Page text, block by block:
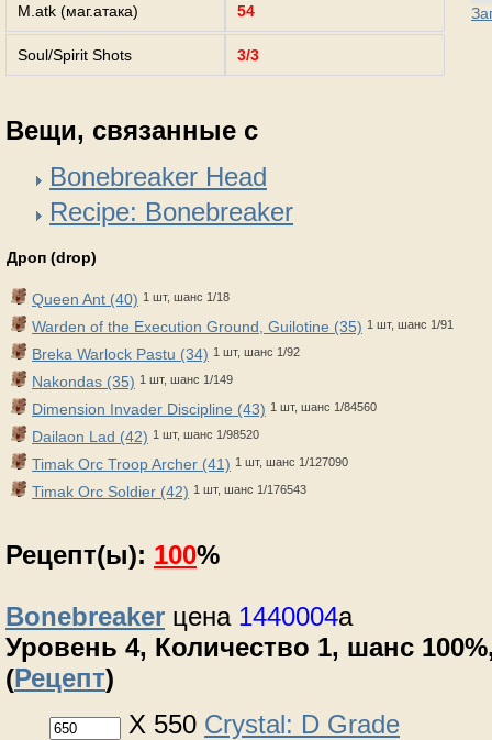
M.atk (маг.атака) 54
Soul/Spirit Shots 3/3
Вещи, связанные с
Bonebreaker Head
Recipe: Bonebreaker
Дроп (drop)
Queen Ant (40) 1 шт, шанс 1/18
Warden of the Execution Ground, Guilotine (35) 1 шт, шанс 1/91
Breka Warlock Pastu (34) 1 шт, шанс 1/92
Nakondas (35) 1 шт, шанс 1/149
Dimension Invader Discipline (43) 1 шт, шанс 1/84560
Dailaon Lad (42) 1 шт, шанс 1/98520
Timak Orc Troop Archer (41) 1 шт, шанс 1/127090
Timak Orc Soldier (42) 1 шт, шанс 1/176543
Рецепт(ы): 100%
Bonebreaker цена 1440004a
Уровень 4, Количество 1, шанс
(Рецепт)
X 550 Crystal: D Grade